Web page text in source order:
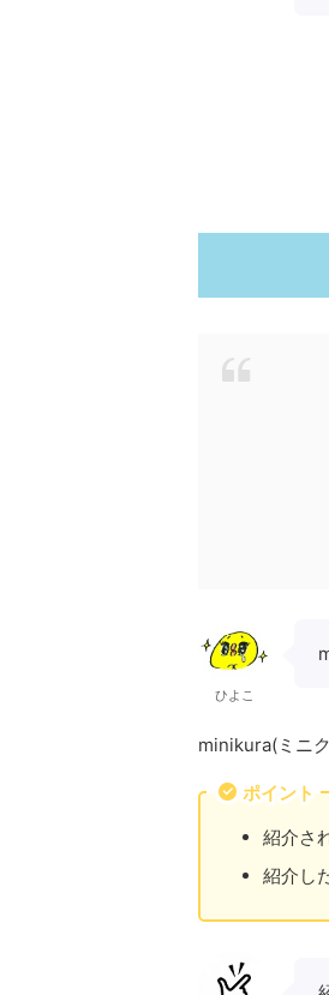
ひよこ
minikura(ミニ
ポイント
紹介さ
紹介し